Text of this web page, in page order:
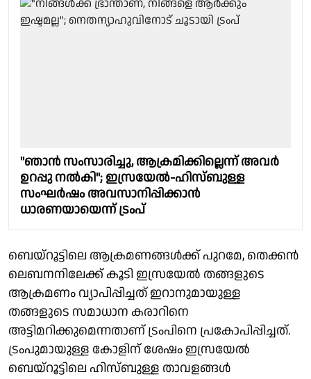
"ഞാന്‍ സംസാരിച്ചു, ആക്രമിക്കില്ലെന്ന് അവര്‍
ഉറപ്പു നല്‍കി"; ഇസ്രയേല്‍-ഹിസ്ബുള്ള
സംഘര്‍ഷം അവസാനിപ്പിക്കാന്‍
ധാരണയായെന്ന് ട്രംപ്
ബെയ്‌റൂട്ടിലെ ആക്രമണങ്ങൾക്ക് പുറമേ, തെക്കൻ
ലെബനനിലേക്ക് കൂടി ഇസ്രയേൽ തങ്ങളുടെ
ആക്രമണം വ്യാപിപ്പിച്ചത് ഇറാനുമായുള്ള
തങ്ങളുടെ സമാധാന കരാറിനെ
അട്ടിമറിക്കുമെന്നതാണ് ട്രംപിനെ പ്രകോപിപ്പിച്ചത്.
ട്രംപുമായുള്ള കോളിന് ശേഷം ഇസ്രയേൽ
ബെയ്റൂട്ടിലെ ഹിസ്ബുള്ള താവളങ്ങൾ